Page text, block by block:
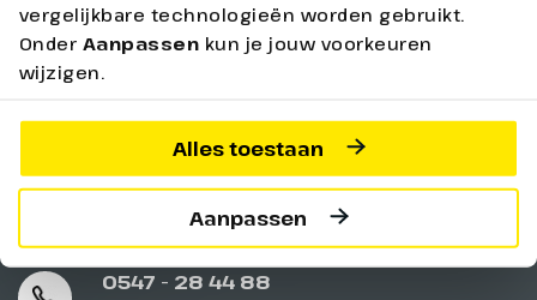
vergelijkbare technologieën worden gebruikt.
Onder Aanpassen kun je jouw voorkeuren
wijzigen.
Alles toestaan
Aanpassen
Ontdek meer
Service & contact
0547 - 28 44 88